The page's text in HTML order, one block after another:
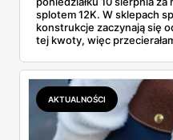
splotem 12K. W sklepach
konstrukcje zaczynają się
tej kwoty, więc
najszybciej rosnący sport
lawinowo, a chętnych
dokładnie dostajemy za te
faktycznie wystarczy.
AKTUALNOŚCI